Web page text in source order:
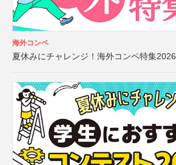
海外コンペ
夏休みにチャレンジ！海外コンペ特集2026